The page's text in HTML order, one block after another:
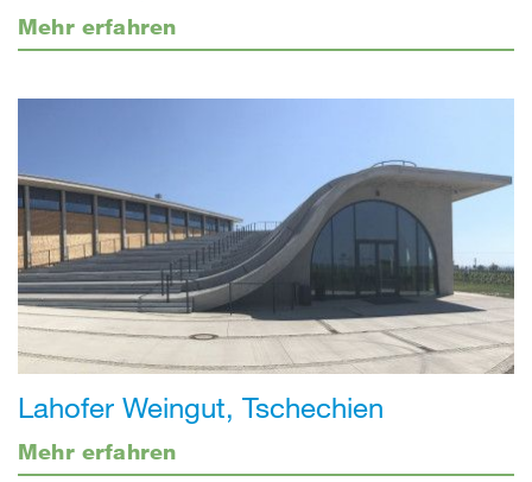
Mehr erfahren
Lahofer Weingut, Tschechien
Mehr erfahren